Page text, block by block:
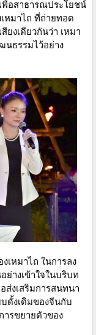
พื่อสาธารณประโยชน์
หมาไถ ที่ถ่ายทอด
งเดียวกันว่า เหมา
ธรรมไว้อย่าง
เหมาไถ ในการลง
ย่างเข้าใจในบริบท
งเสริมการสนทนา
ดั้งเดิมของจีนกับ
รขยายตัวของ